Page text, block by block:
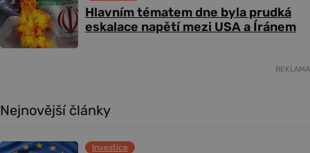
Hlavním tématem dne byla prudká
eskalace napětí mezi USA a Íránem
REKLAMA
Nejnovější články
Investice